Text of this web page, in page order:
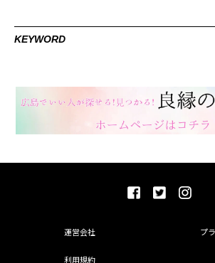
KEYWORD
運営会社 プ
利用規約